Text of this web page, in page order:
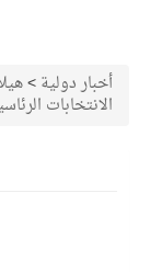
أخبار دولية>
الانتخابات